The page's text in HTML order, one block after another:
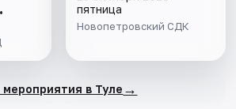
пятница
Новопетровский СДК
мероприятия в Туле →